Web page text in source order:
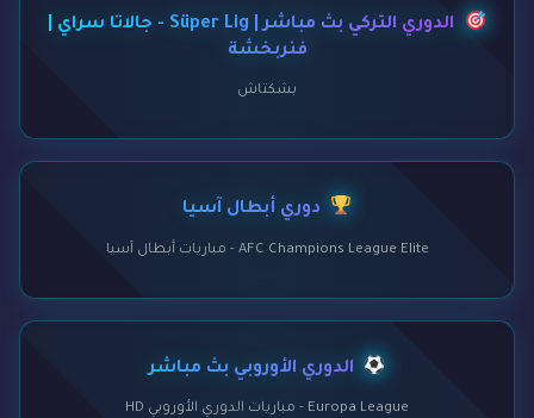
الدوري التركي بث مباشر | Süper Lig - جالاتا سراي |
فنربخشة
بشكتاش
دوري أبطال آسيا
AFC Champions League Elite - مباريات أبطال آسيا
الدوري الأوروبي بث مباشر
Europa League - مباريات الدوري الأوروبي HD